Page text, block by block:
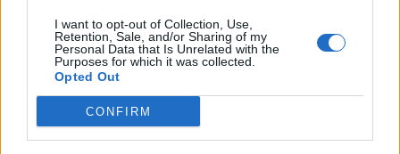
I want to opt-out of Collection, Use,
Retention, Sale, and/or Sharing of my
Personal Data that Is Unrelated with the
Purposes for which it was collected.
Opted Out
CONFIRM